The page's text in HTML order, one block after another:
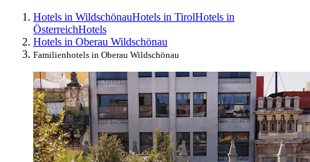
Hotels in WildschönauHotels in TirolHotels in
ÖsterreichHotels
Hotels in Oberau Wildschönau
Familienhotels in Oberau Wildschönau